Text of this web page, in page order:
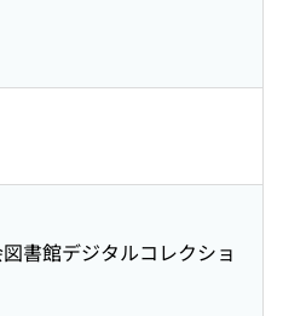
書館デジタルコレクショ